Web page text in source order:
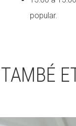
popular.
TAMBÉ